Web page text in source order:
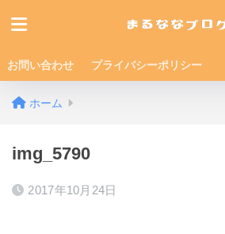
お問い合わせ プライバシーポリシー
ホーム
img_5790
2017年10月24日